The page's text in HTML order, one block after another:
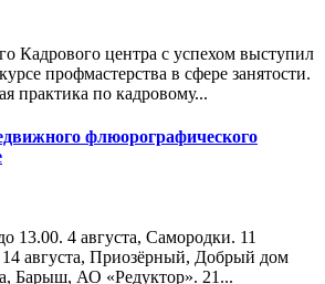
Кадрового центра с успехом выступил
профмастерства в сфере занятости.
практика по кадровому...
флюорографического
13.00. 4 августа, Самородки. 11
августа, Приозёрный, Добрый дом
Барыш, АО «Редуктор». 21...